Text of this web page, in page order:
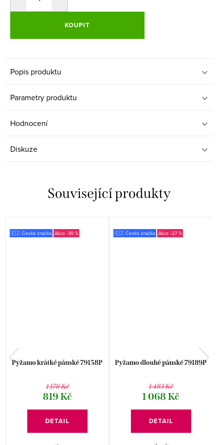
KOUPIT
Popis produktu
Parametry produktu
Hodnocení
Diskuze
Související produkty
🇨🇿 Česká značka -30 %
Pyžamo krátké pánské 79158P
1 178 Kč
819 Kč
DETAIL
🇨🇿 Česká značka -27 %
Pyžamo dlouhé pánské 79189P
1 483 Kč
1 068 Kč
DETAIL